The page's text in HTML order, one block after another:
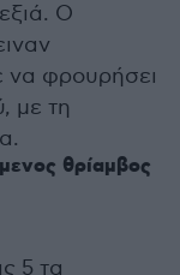
Ο
φρουρήσει
με τη
θρίαμβος
5 τα